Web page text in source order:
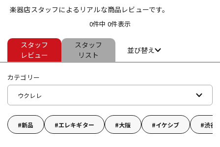
ベース ウクレレ
ドラム パーカッション
管楽器 その他楽器
楽器店スタッフによるリアルな商品レビューです。
0件中 0件表示
スタッフ
レビュー
スタッフ
リスト
並び替え
カテゴリー
ウクレレ
新品 エレキギター 大阪 イケシブ 渋谷